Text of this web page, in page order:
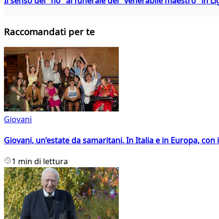
Raccomandati per te
Giovani
Giovani, un’estate da samaritani. In Italia e in Europa,
1 min di lettura